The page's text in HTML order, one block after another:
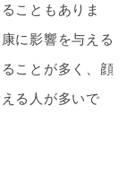
こともありま
に影響を与える
ことが多く、顔
る人が多いで